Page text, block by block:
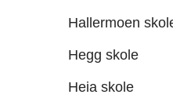
Hallermoen
Hegg skole
Heia skole